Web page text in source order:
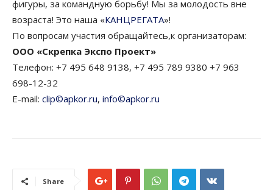
фигуры, за командную борьбу! Мы за молодость вне
возраста! Это наша «КАНЦРЕГАТА»!
По вопросам участия обращайтесь,к организаторам:
ООО «Скрепка Экспо Проект»
Телефон: +7 495 648 9138, +7 495 789 9380 +7 963
698-12-32
E-mail: clip©apkor.ru, info©apkor.ru
Share